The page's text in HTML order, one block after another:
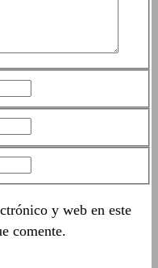
y web en este
comente.